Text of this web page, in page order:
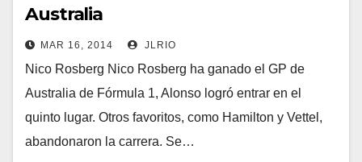
Australia
MAR 16, 2014 JLRIO
Nico Rosberg Nico Rosberg ha ganado el GP de
Australia de Fórmula 1, Alonso logró entrar en el
quinto lugar. Otros favoritos, como Hamilton y Vettel,
abandonaron la carrera. Se…